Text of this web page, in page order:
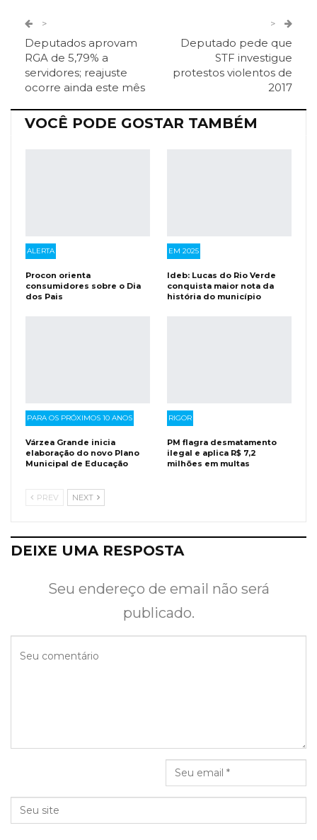
ReddIt Telegram
Facebook Messenger O email
>
Deputados aprovam
RGA de 5,79% a
servidores; reajuste
ocorre ainda este mês
>
Deputado pede que
STF investigue
protestos violentos de
2017
VOCÊ PODE GOSTAR TAMBÉM
ALERTA
Procon orienta
consumidores sobre o Dia
dos Pais
EM 2025
Ideb: Lucas do Rio Verde
conquista maior nota da
história do município
PARA OS PRÓXIMOS 10 ANOS
Várzea Grande inicia
elaboração do novo Plano
Municipal de Educação
RIGOR
PM flagra desmatamento
ilegal e aplica R$ 7,2
milhões em multas
PREV NEXT
DEIXE UMA RESPOSTA
Seu endereço de email não será
publicado.